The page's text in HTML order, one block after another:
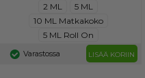
2 ML
5 ML
10 ML Matkakoko
5 ML Roll On
Varastossa LISÄÄ KORIIN